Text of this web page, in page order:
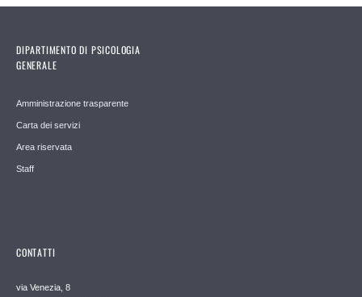
DIPARTIMENTO DI PSICOLOGIA
GENERALE
Amministrazione trasparente
Carta dei servizi
Area riservata
Staff
CONTATTI
via Venezia, 8